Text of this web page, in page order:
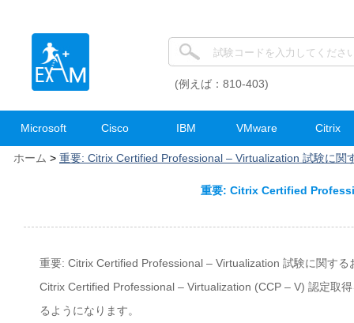
(例えば：810-403)
Microsoft Cisco IBM VMware Citrix
ホーム > 重要: Citrix Certified Professional – Virtualization 試験に関
重要: Citrix Certified
重要: Citrix Certified Professional – Virtualization 試験に関する
Citrix Certified Professional – Virtualization (CCP – V) 認定取
るようになります。